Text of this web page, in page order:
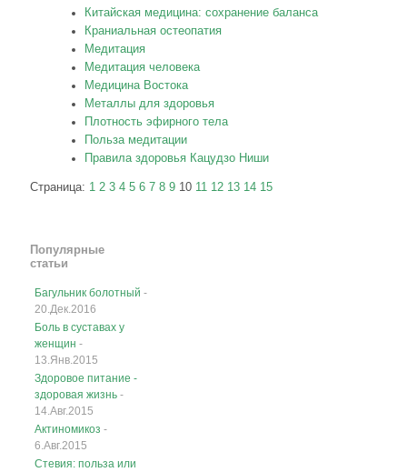
Китайская медицина: сохранение баланса
Краниальная остеопатия
Медитация
Медитация человека
Медицина Востока
Металлы для здоровья
Плотность эфирного тела
Польза медитации
Правила здоровья Кацудзо Ниши
Страница: 1 2 3 4 5 6 7 8 9 10 11 12 13 14 15
Популярные
статьи
Багульник болотный -
20.Дек.2016
Боль в суставах у
женщин -
13.Янв.2015
Здоровое питание -
здоровая жизнь -
14.Авг.2015
Актиномикоз -
6.Авг.2015
Стевия: польза или